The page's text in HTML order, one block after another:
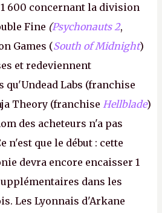
600 concernant la division
Fine (Psychonauts 2,
Games (South of Midnight)
et redeviennent
qu'Undead Labs (franchise
Theory (franchise Hellblade)
des acheteurs n'a pas
n'est que le début : cette
devra encore encaisser 1
dans les
Les Lyonnais d'Arkane